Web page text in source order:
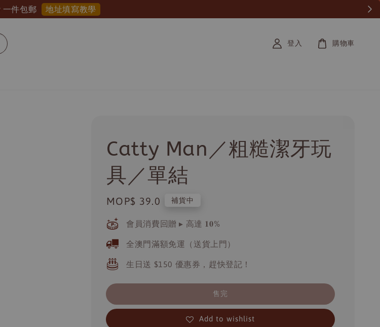
高達 $150 優惠券 馬上登記
登入 購物車
Catty Man／粗糙潔牙玩
具／單結
Regular
price
MOP$ 39.0 補貨中
會員消費回贈 ▸ 高達 𝟏𝟎%
全澳門滿額免運（送貨上門）
生日送 $150 優惠券，趕快登記！
售完
Add to wishlist